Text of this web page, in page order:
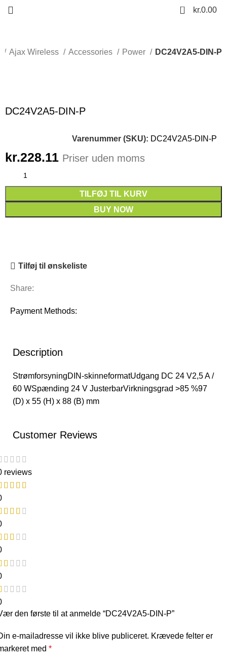
0 kr.0.00
Ajax Wireless Accessories Power DC24V2A5-DIN-P
DC24V2A5-DIN-P
Varenummer (SKU): DC24V2A5-DIN-P
kr.228.11 Priser uden moms
TILFØJ TIL KURV
BUY NOW
Tilføj til ønskeliste
Share:
Payment Methods:
Description
StrømforsyningDIN-skinneformatUdgang DC 24 V2,5 A /
60 WSpænding 24 V JusterbarVirkningsgrad >85 %97
(D) x 55 (H) x 88 (B) mm
Customer Reviews
reviews
den første til at anmelde “DC24V2A5-DIN-P”
e-mailadresse vil ikke blive publiceret. Krævede felter er
med *